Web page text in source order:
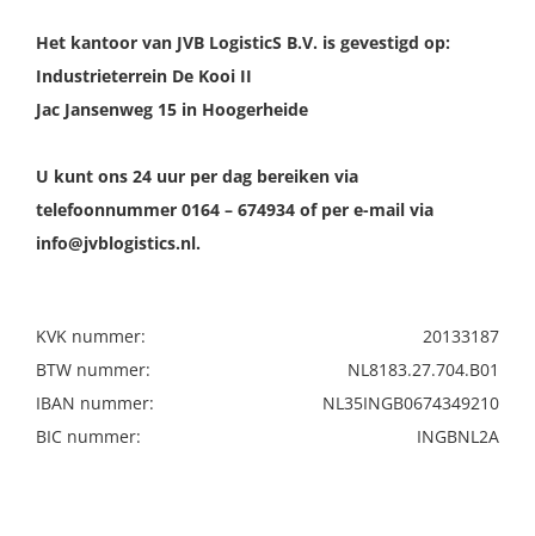
Het kantoor van JVB LogisticS B.V. is gevestigd op:
Industrieterrein De Kooi II
Jac Jansenweg 15 in Hoogerheide
U kunt ons 24 uur per dag bereiken via
telefoonnummer 0164 – 674934 of per e-mail via
info@jvblogistics.nl.
KVK nummer:
20133187
BTW nummer:
NL8183.27.704.B01
IBAN nummer:
NL35INGB0674349210
BIC nummer:
INGBNL2A